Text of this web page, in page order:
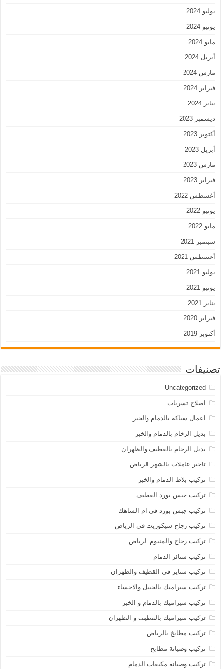
يوليو 2024
يونيو 2024
مايو 2024
أبريل 2024
مارس 2024
فبراير 2024
يناير 2024
ديسمبر 2023
أكتوبر 2023
أبريل 2023
مارس 2023
فبراير 2023
أغسطس 2022
يونيو 2022
مايو 2022
سبتمبر 2021
أغسطس 2021
يوليو 2021
يونيو 2021
يناير 2021
فبراير 2020
أكتوبر 2019
تصنيفات
Uncategorized
اصلاح تسربات
اعمال سباكه بالدمام والخبر
بديل الرخام بالدمام والخبر
بديل الرخام بالقطيف والظهران
تاجير عاملات بالشهر الرياض
تركيب بلاط الدمام والخبر
تركيب جبس بورد القطيف
تركيب جبس بورد في ام الساهك
تركيب زجاج سيكوريت في الرياض
تركيب زحاح والمنيوم الرياض
تركيب ستائر الدمام
تركيب ستاير في القطيف والظهران
تركيب سيراميك بالجبيل والاحساء
تركيب سيراميك بالدمام و الخبر
تركيب سيراميك بالقطيف و الظهران
تركيب مطابخ بالرياض
تركيب وصيانة مطابخ
تركيب وصيانة مكيفات الدمام